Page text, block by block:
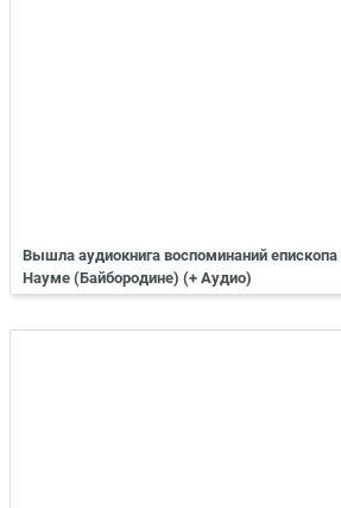
Вышла аудиокнига воспоминаний епископа
Науме (Байбородине) (+ Аудио)